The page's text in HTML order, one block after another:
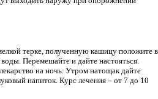
терке, полученную кашицу положите в
Перемешайте и дайте настояться.
на ночь. Утром натощак дайте
напиток. Курс лечения – от 7 до 10